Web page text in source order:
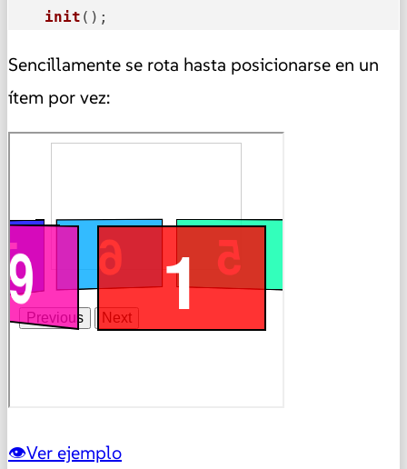
init ();
Sencillamente se rota hasta posicionarse en un
ítem por vez:
Ver ejemplo